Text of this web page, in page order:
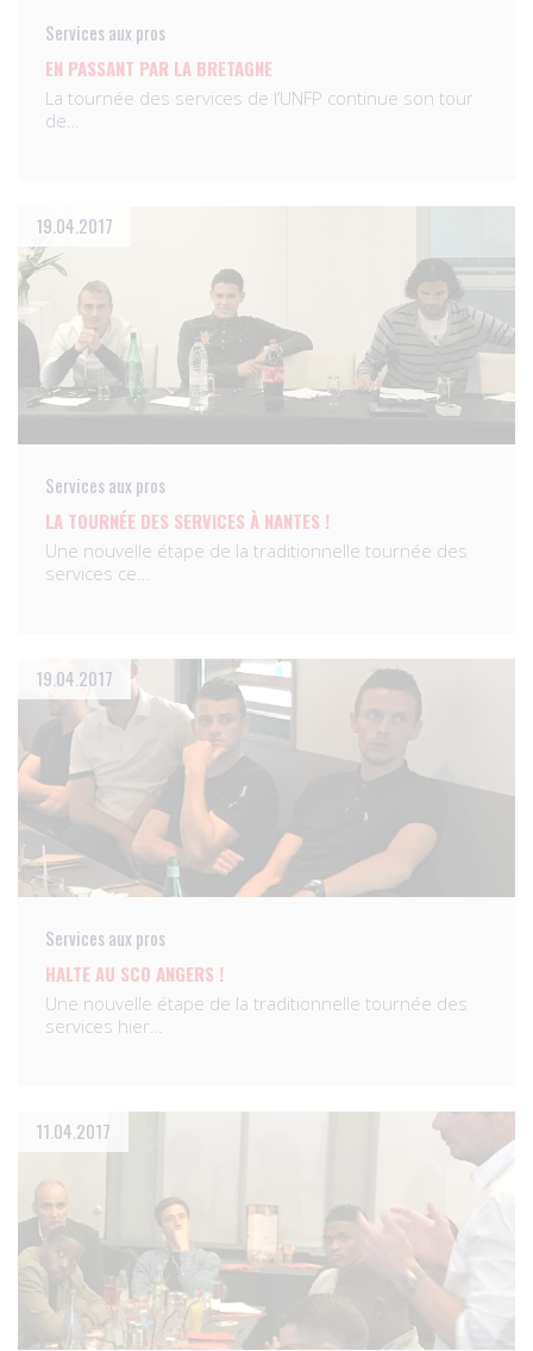
Services aux pros
EN PASSANT PAR LA BRETAGNE
La tournée des services de l’UNFP continue son tour
de…
19.04.2017
Services aux pros
LA TOURNÉE DES SERVICES À NANTES !
Une nouvelle étape de la traditionnelle tournée des
services ce…
19.04.2017
Services aux pros
HALTE AU SCO ANGERS !
Une nouvelle étape de la traditionnelle tournée des
services hier…
11.04.2017